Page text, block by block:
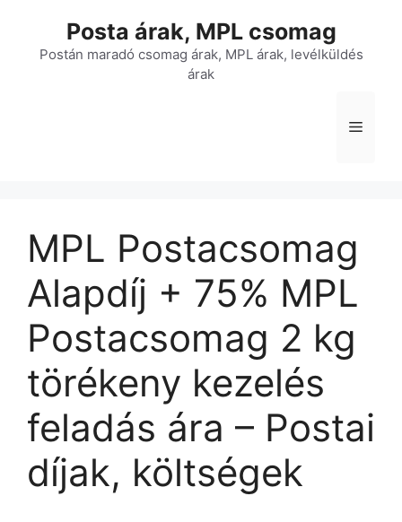
tartalomba
Posta árak, MPL csomag
Postán maradó csomag árak, MPL árak, levélküldés
árak
Menü
MPL Postacsomag
Alapdíj + 75% MPL
Postacsomag 2 kg 
törékeny kezelés
feladás ára – Postai
díjak, költségek